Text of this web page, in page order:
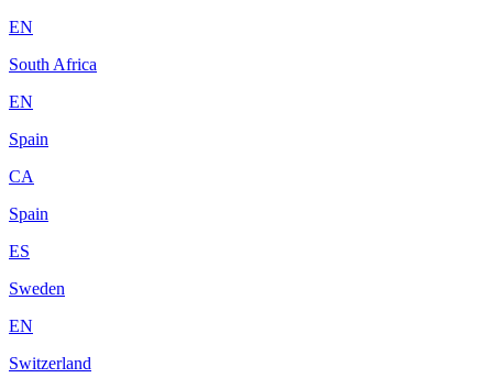
EN
South Africa
EN
Spain
CA
Spain
ES
Sweden
EN
Switzerland